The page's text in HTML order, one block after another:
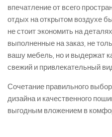
впечатление от всего
отдых на открытом воздухе
не стоит экономить на
выполненные на заказ, не
вашу мебель, но и выдержат
свежий и привлекательный
Сочетание правильного
дизайна и качественного
выгодным вложением в